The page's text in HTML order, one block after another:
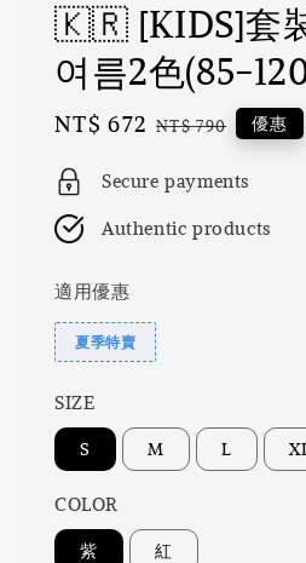
🇰🇷 [KIDS]套
여름2色(85-
Sale
NT$ 672 Regular
NT$ 790 優惠
Secure payments
Authentic products
適用優惠
夏季特賣
SIZE
S M L
COLOR
紫 紅